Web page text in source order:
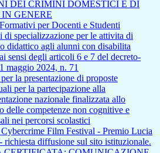
DEI CRIMINI DOMESTICI E DI
GENERE
per Docenti e Studenti
di specializzazione per le attivita di
didattico agli alunni con disabilita
sensi degli articoli 6 e 7 del decreto-
maggio 2024, n. 71
la presentazione di proposte
per la partecipazione alla
nazionale finalizzata allo
delle competenze non cognitive e
nei percorsi scolastici
Film Festival - Premio Lucia
richiesta diffusione sul sito istituzionale.